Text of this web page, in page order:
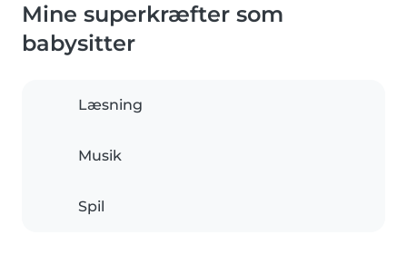
Mine superkræfter som
babysitter
Læsning
Musik
Spil